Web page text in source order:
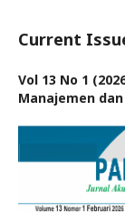
Current
Vol 13 No 1
Manajemen